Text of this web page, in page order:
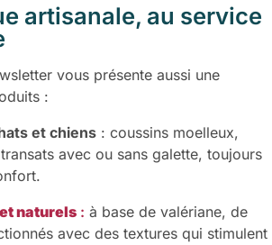
artisanale, au service
vous présente aussi une
:
et chiens : coussins moelleux,
avec ou sans galette, toujours
naturels : à base de valériane, de
avec des textures qui stimulent